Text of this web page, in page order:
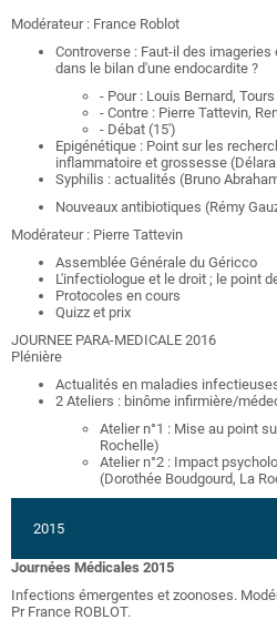
Modérateur : France Roblot
Controverse : Faut-il des
dans le bilan d'une endocardite ?
- Pour : Louis Bernard,
- Contre : Pierre Tattevin,
- Débat (15')
Epigénétique : Point sur les
inflammatoire et grossesse
Syphilis : actualités (Bruno
Nouveaux antibiotiques (Rémy
Modérateur : Pierre Tattevin
Assemblée Générale du Géricco
L'infectiologue et le droit ; le point
Protocoles en cours
Quizz et prix
JOURNEE PARA-MEDICALE 2016
Plénière
Actualités en maladies
2 Ateliers : binôme infirmière/
Atelier n°1 : Mise au point
Rochelle)
Atelier n°2 : Impact
(Dorothée Boudgourd, La
2015
Journées Médicales 2015
Infections émergentes et zoonoses.
Pr France ROBLOT.